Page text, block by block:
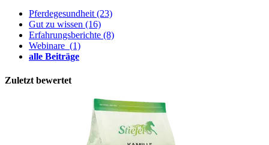
Pferdegesundheit (23)
Gut zu wissen (16)
Erfahrungsberichte (8)
Webinare (1)
alle Beiträge
Zuletzt bewertet